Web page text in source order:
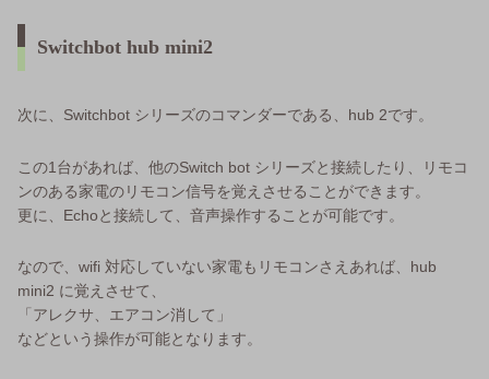
Switchbot hub mini2
次に、Switchbot シリーズのコマンダーである、hub 2です。
この1台があれば、他のSwitch bot シリーズと接続したり、リモコ
ンのある家電のリモコン信号を覚えさせることができます。
更に、Echoと接続して、音声操作することが可能です。
なので、wifi 対応していない家電もリモコンさえあれば、hub
mini2 に覚えさせて、
「アレクサ、エアコン消して」
などという操作が可能となります。